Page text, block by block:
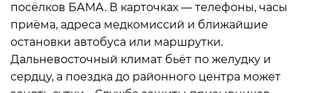
посёлков БАМА. В карточках — телефоны, часы
приёма, адреса медкомиссий и ближайшие
остановки автобуса или маршрутки.
Дальневосточный климат бьёт по желудку и
сердцу, а поездка до районного центра может